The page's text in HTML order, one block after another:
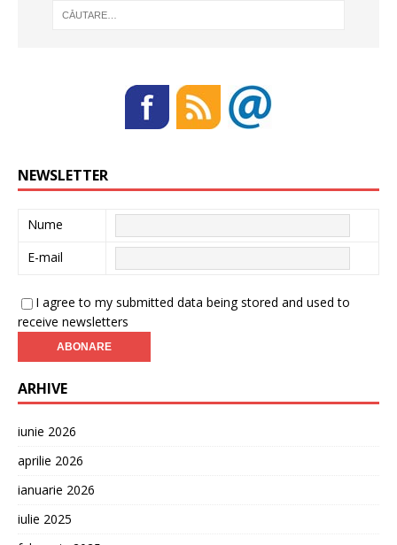
NEWSLETTER
Nume
E-mail
I agree to my submitted data being stored and used to
receive newsletters
ARHIVE
iunie 2026
aprilie 2026
ianuarie 2026
iulie 2025